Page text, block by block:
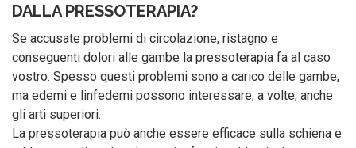
DALLA PRESSOTERAPIA?
Se accusate problemi di circolazione, ristagno e
conseguenti dolori alle gambe la pressoterapia fa al caso
vostro. Spesso questi problemi sono a carico delle gambe,
ma edemi e linfedemi possono interessare, a volte, anche
gli arti superiori.
La pressoterapia può anche essere efficace sulla schiena e